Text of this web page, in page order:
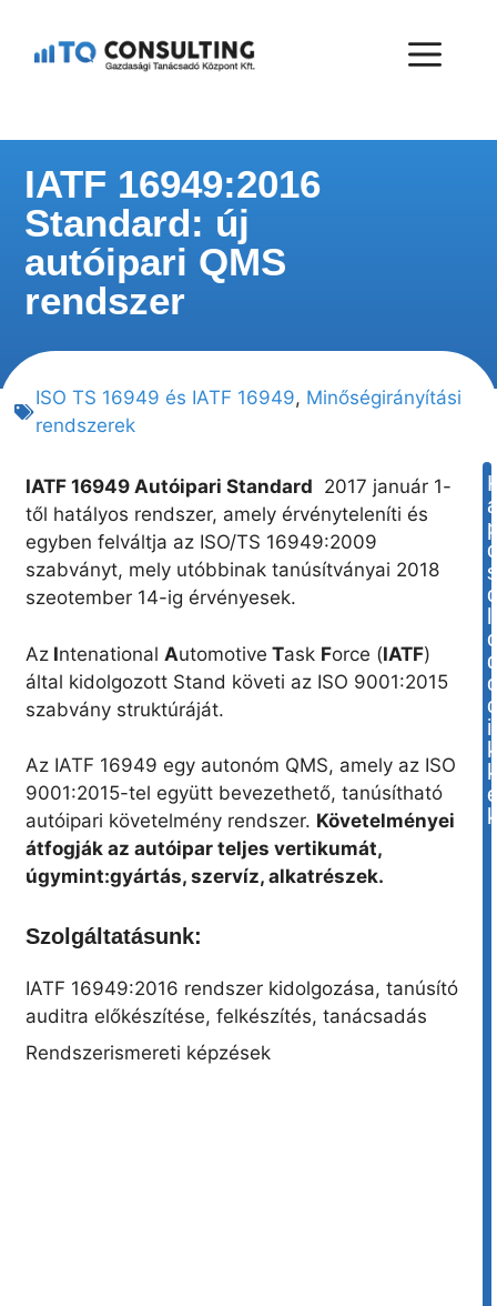
IATF 16949:2016
Standard: új
autóipari QMS
rendszer
ISO TS 16949 és IATF 16949, Minőségirányítási
rendszerek
IATF 16949 Autóipari Standard 2017 január 1-
től hatályos rendszer, amely érvényteleníti és
egyben felváltja az ISO/TS 16949:2009
szabványt, mely utóbbinak tanúsítványai 2018
szeotember 14-ig érvényesek.
Az Intenational Automotive Task Force (IATF)
által kidolgozott Stand követi az ISO 9001:2015
szabvány struktúráját.
Az IATF 16949 egy autonóm QMS, amely az ISO
9001:2015-tel együtt bevezethető, tanúsítható
autóipari követelmény rendszer. Követelményei
átfogják az autóipar teljes vertikumát,
úgymint:gyártás, szervíz, alkatrészek.
Szolgáltatásunk:
IATF 16949:2016 rendszer kidolgozása, tanúsító
auditra előkészítése, felkészítés, tanácsadás
Rendszerismereti képzések
l
i